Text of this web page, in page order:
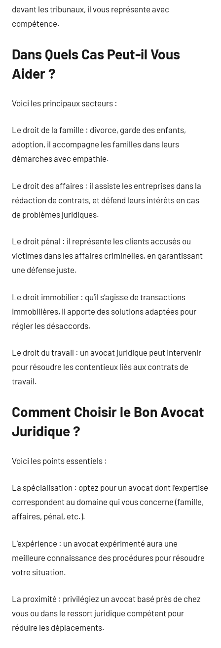
devant les tribunaux, il vous représente avec
compétence.
Dans Quels Cas Peut-il Vous
Aider ?
Voici les principaux secteurs :
Le droit de la famille : divorce, garde des enfants,
adoption, il accompagne les familles dans leurs
démarches avec empathie.
Le droit des affaires : il assiste les entreprises dans la
rédaction de contrats, et défend leurs intérêts en cas
de problèmes juridiques.
Le droit pénal : il représente les clients accusés ou
victimes dans les affaires criminelles, en garantissant
une défense juste.
Le droit immobilier : qu’il s’agisse de transactions
immobilières, il apporte des solutions adaptées pour
régler les désaccords.
Le droit du travail : un avocat juridique peut intervenir
pour résoudre les contentieux liés aux contrats de
travail.
Comment Choisir le Bon Avocat
Juridique ?
Voici les points essentiels :
La spécialisation : optez pour un avocat dont l’expertise
correspondent au domaine qui vous concerne (famille,
affaires, pénal, etc.).
L’expérience : un avocat expérimenté aura une
meilleure connaissance des procédures pour résoudre
votre situation.
La proximité : privilégiez un avocat basé près de chez
vous ou dans le ressort juridique compétent pour
réduire les déplacements.